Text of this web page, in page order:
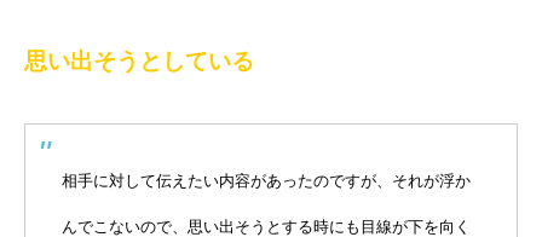
思い出そうとしている
相手に対して伝えたい内容があったのですが、それが浮か
んでこないので、思い出そうとする時にも目線が下を向く